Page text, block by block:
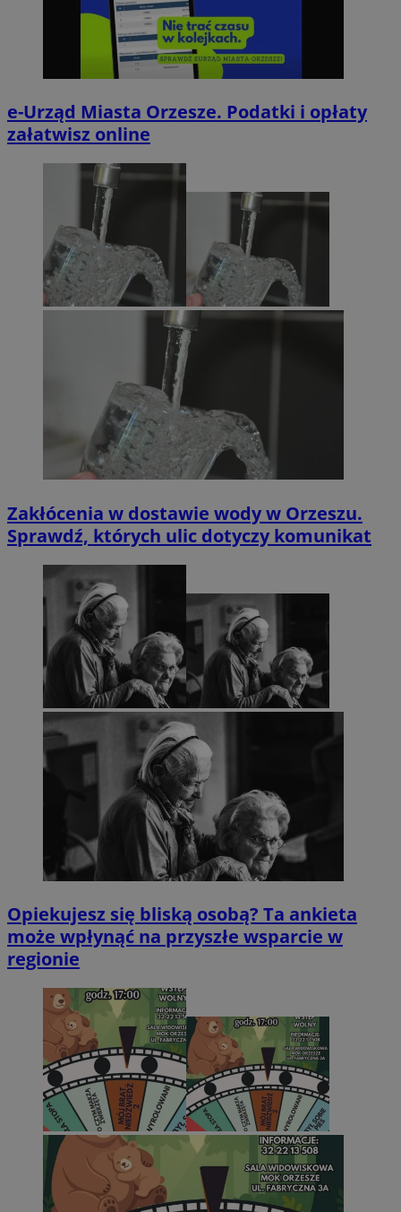
e-Urząd Miasta Orzesze. Podatki i opłaty
załatwisz online
Zakłócenia w dostawie wody w Orzeszu.
Sprawdź, których ulic dotyczy komunikat
Opiekujesz się bliską osobą? Ta ankieta
może wpłynąć na przyszłe wsparcie w
regionie